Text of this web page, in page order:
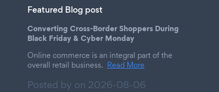
Featured Blog post
Converting Cross-Border Shoppers During
Black Friday & Cyber Monday
Online commerce is an integral part of the
overall retail business. Read More
Posted by on 2026-08-06